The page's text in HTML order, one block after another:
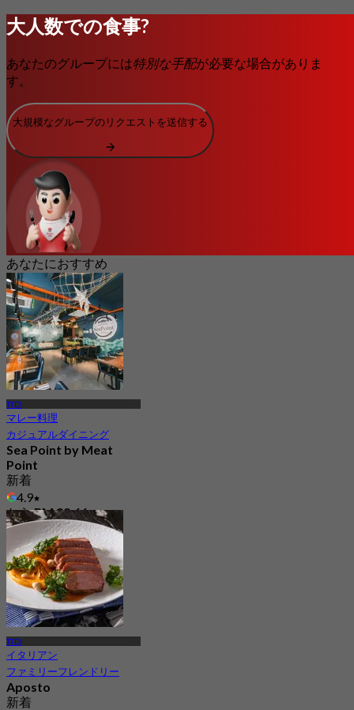
大人数での食事?
あなたのグループには特別な手配が必要な場合がありま
す。
大規模なグループのリクエストを送信する
あなたにおすすめ
TTDI
マレー料理
カジュアルダイニング
Sea Point by Meat
Point
新着
4.9
からRM 99.66
TTDI
イタリアン
ファミリーフレンドリー
Aposto
新着